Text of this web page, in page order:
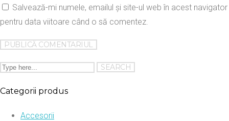
Salvează-mi numele, emailul și site-ul web în acest navigator
pentru data viitoare când o să comentez.
Categorii produs
Accesorii